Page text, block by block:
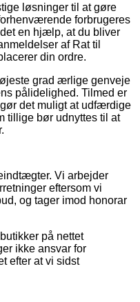
løsninger til at gøre
forbrugeres
en hjælp, at du bliver
af Rat til
din ordre.
grad ærlige genveje
pålidelighed. Tilmed er
det muligt at udfærdige
tillige bør udnyttes til at
Vi arbejder
eftersom vi
og tager imod honorar
på nettet
ikke ansvar for
efter at vi sidst